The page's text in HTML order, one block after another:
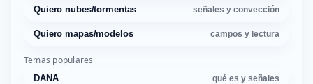
Quiero nubes/tormentas señales y convección
Quiero mapas/modelos campos y lectura
Temas populares
DANA qué es y señales